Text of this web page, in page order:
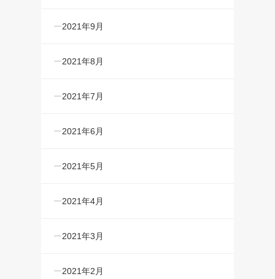
2021年9月
2021年8月
2021年7月
2021年6月
2021年5月
2021年4月
2021年3月
2021年2月